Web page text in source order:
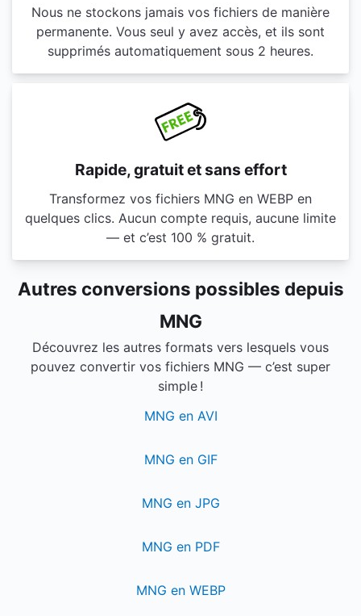
Nous ne stockons jamais vos fichiers de manière
permanente. Vous seul y avez accès, et ils sont
supprimés automatiquement sous 2 heures.
Rapide, gratuit et sans effort
Transformez vos fichiers MNG en WEBP en
quelques clics. Aucun compte requis, aucune limite
— et c’est 100 % gratuit.
Autres conversions possibles depuis
MNG
Découvrez les autres formats vers lesquels vous
pouvez convertir vos fichiers MNG — c’est super
simple !
MNG en AVI
MNG en GIF
MNG en JPG
MNG en PDF
MNG en WEBP